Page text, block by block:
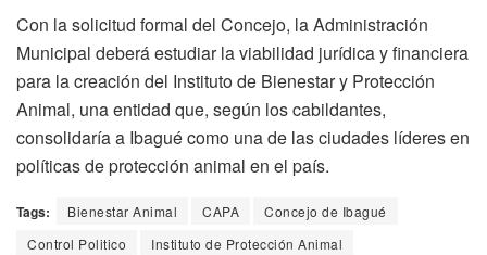
Con la solicitud formal del Concejo, la Administración
Municipal deberá estudiar la viabilidad jurídica y financiera
para la creación del Instituto de Bienestar y Protección
Animal, una entidad que, según los cabildantes,
consolidaría a Ibagué como una de las ciudades líderes en
políticas de protección animal en el país.
Tags: Bienestar Animal CAPA
Concejo de Ibagué
Control Politico
Instituto de Protección Animal